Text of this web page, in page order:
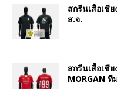
สกรีนเสื้อเชี
ส.จ.
สกรีนเสื้อเชี
MORGAN